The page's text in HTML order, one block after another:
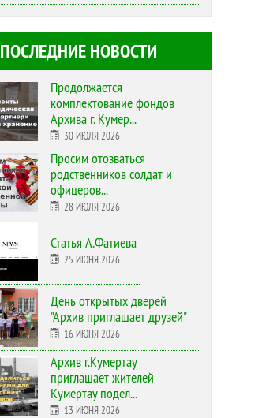
ПОСЛЕДНИЕ НОВОСТИ
Продолжается
комплектование фондов
Архива г. Кумер...
30 ИЮЛЯ 2026
Просим отозваться
родственников солдат и
офицеров...
28 ИЮЛЯ 2026
Статья А.Фатиева
25 ИЮНЯ 2026
День открытых дверей
"Архив приглашает друзей"
16 ИЮНЯ 2026
Архив г.Кумертау
приглашает жителей
Кумертау подел...
13 ИЮНЯ 2026